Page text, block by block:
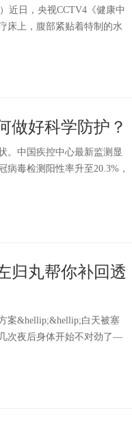
近日，央视CCTV4《健康中
床上，腹部紧贴着特制的水
做好科学防护？
。中国疾控中心最新监测显
病毒检测阳性率升至20.3%，
归丸帮你补回透
案&hellip;&hellip;白天被塞
次夜后身体开始不对劲了—